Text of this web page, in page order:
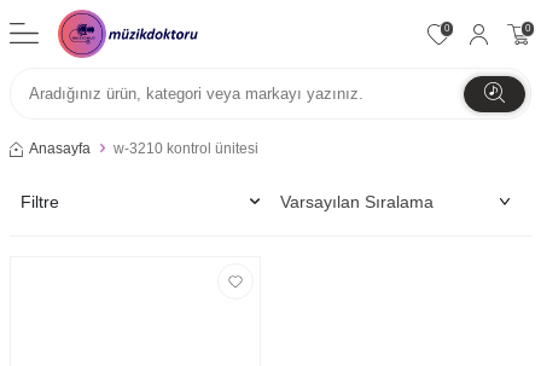
0 0
Anasayfa w-3210 kontrol ünitesi
Filtre